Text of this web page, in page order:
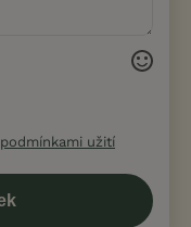
podmínkami užití